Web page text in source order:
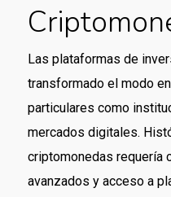
Las plataformas de
transformado el modo
particulares como
mercados digitales.
criptomonedas requería
avanzados y acceso a